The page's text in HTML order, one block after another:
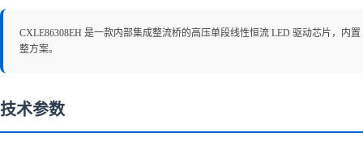
CXLE86308EH 是一款内部集成整流桥的高压单段线性恒流 LED 驱动芯片，内
整方案。
技术参数